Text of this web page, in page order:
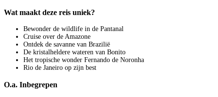
Wat maakt deze reis uniek?
Bewonder de wildlife in de Pantanal
Cruise over de Amazone
Ontdek de savanne van Brazilië
De kristalheldere wateren van Bonito
Het tropische wonder Fernando de Noronha
Rio de Janeiro op zijn best
O.a. Inbegrepen